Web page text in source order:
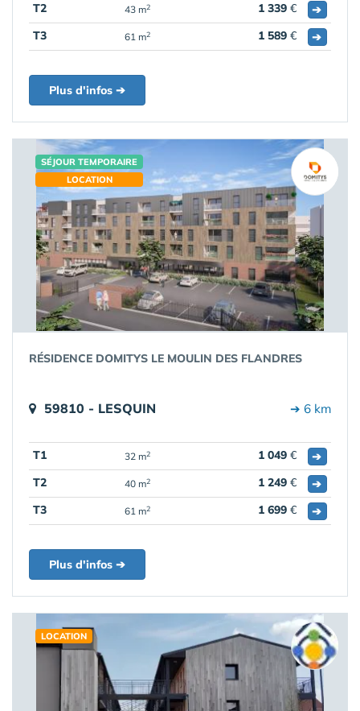
T2
43 m2 1 339 €
➔
T3
61 m2 1 589 € ➔
Plus d'infos ➔
SÉJOUR TEMPORAIRE
LOCATION
RÉSIDENCE DOMITYS LE MOULIN DES FLANDRES
59810 - LESQUIN ➔ 6 km
T1 32 m2 1 049 €
➔
T2
40 m2 1 249 €
➔
T3
61 m2 1 699 € ➔
Plus d'infos ➔
LOCATION